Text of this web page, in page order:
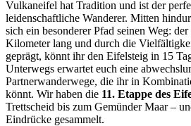
Vulkaneifel hat Tradition und ist der
leidenschaftliche Wanderer. Mitten
sich ein besonderer Pfad seinen Weg: der
Kilometer lang und durch die
geprägt, könnt ihr den Eifelsteig in 15
Unterwegs erwartet euch eine
Partnerwanderwege, die ihr in
könnt. Wir haben die 11. Etappe des
Trettscheid bis zum Gemünder Maar –
Eindrücke gesammelt.